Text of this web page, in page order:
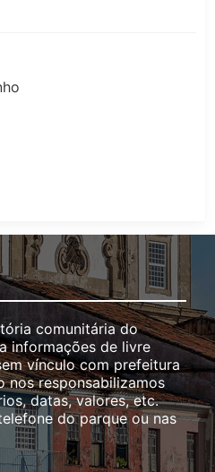
comunitária do
informações de livre
vínculo com prefeitura
nos responsabilizamos
datas, valores, etc.
do parque ou nas